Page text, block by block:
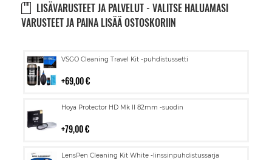
LISÄVARUSTEET JA PALVELUT - VALITSE HALUAMASI
VARUSTEET JA PAINA LISÄÄ OSTOSKORIIN
VSGO Cleaning Travel Kit -puhdistussetti
69,00 €
Lisää
Hoya Protector HD Mk II 82mm -suodin
79,00 €
Lisää
LensPen Cleaning Kit White -linssinpuhdistussarja
Lisää